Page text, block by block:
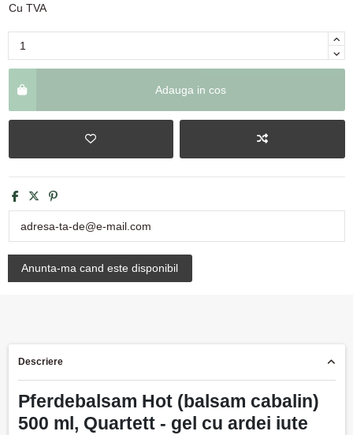
Cu TVA
Adauga in cos
Descriere
Pferdebalsam Hot (balsam cabalin)
500 ml, Quartett - gel cu ardei iute